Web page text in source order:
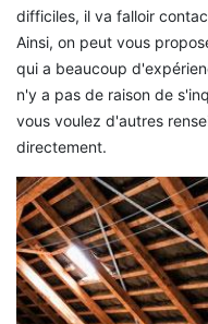
difficiles, il va falloir
Ainsi, on peut vous
qui a beaucoup
n'y a pas de raison de
vous voulez d'autres
directement.